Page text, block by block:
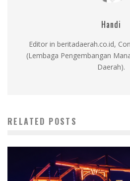
Handi
Editor in beritadaerah.co.id,
(Lembaga Pengembangan
Daerah).
RELATED POSTS